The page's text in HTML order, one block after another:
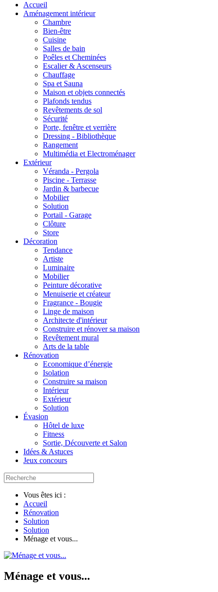
Accueil
Aménagement intérieur
Chambre
Bien-être
Cuisine
Salles de bain
Poêles et Cheminées
Escalier & Ascenseurs
Chauffage
Spa et Sauna
Maison et objets connectés
Plafonds tendus
Revêtements de sol
Sécurité
Porte, fenêtre et verrière
Dressing - Bibliothèque
Rangement
Multimédia et Electroménager
Extérieur
Véranda - Pergola
Piscine - Terrasse
Jardin & barbecue
Mobilier
Solution
Portail - Garage
Clôture
Store
Décoration
Tendance
Artiste
Luminaire
Mobilier
Peinture décorative
Menuiserie et créateur
Fragrance - Bougie
Linge de maison
Architecte d'intérieur
Construire et rénover sa maison
Revêtement mural
Arts de la table
Rénovation
Economique d’énergie
Isolation
Construire sa maison
Intérieur
Extérieur
Solution
Évasion
Hôtel de luxe
Fitness
Sortie, Découverte et Salon
Idées & Astuces
Jeux concours
Vous êtes ici :
Accueil
Rénovation
Solution
Solution
Ménage et vous...
Ménage et vous...